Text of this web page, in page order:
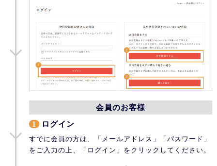
会員のお客様
1
ログイン
すでに会員の方は、「メールアドレス」「パスワード」
をご入力の上、「ログイン」をクリックしてください。